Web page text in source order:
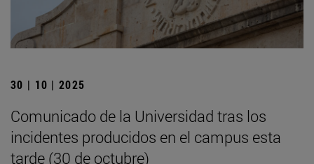
30 | 10 | 2025
Comunicado de la Universidad tras los
incidentes producidos en el campus esta
tarde (30 de octubre)